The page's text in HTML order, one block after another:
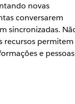
novas
conversarem
sincronizadas.
recursos permitem
e pessoas